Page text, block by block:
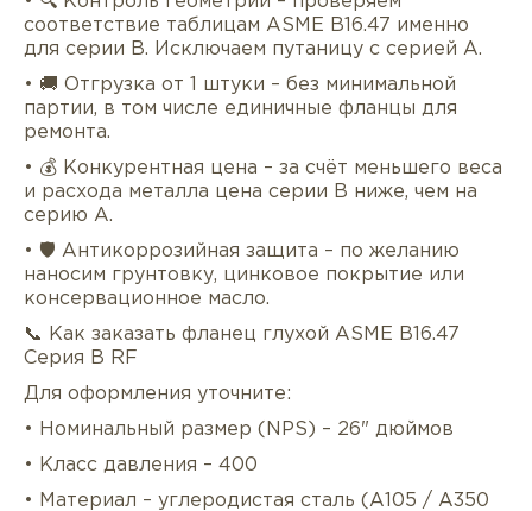
соответствие таблицам ASME B16.47 именно
для серии B. Исключаем путаницу с серией A.
• 🚚 Отгрузка от 1 штуки – без минимальной
партии, в том числе единичные фланцы для
ремонта.
• 💰 Конкурентная цена – за счёт меньшего веса
и расхода металла цена серии B ниже, чем на
серию A.
• 🛡 Антикоррозийная защита – по желанию
наносим грунтовку, цинковое покрытие или
консервационное масло.
📞 Как заказать фланец глухой ASME B16.47
Серия B RF
Для оформления уточните:
• Номинальный размер (NPS) – 26" дюймов
• Класс давления – 400
• Материал – углеродистая сталь (A105 / A350